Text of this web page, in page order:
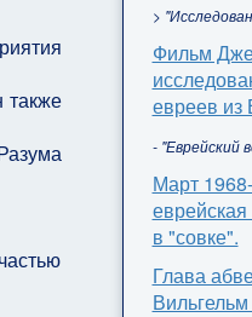
также
>
Фильм
евреев из
- "Еврейский
Март
в "совке".
Глава